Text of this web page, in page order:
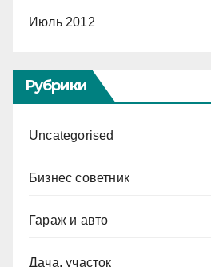
Июль 2012
Рубрики
Uncategorised
Бизнес советник
Гараж и авто
Дача, участок